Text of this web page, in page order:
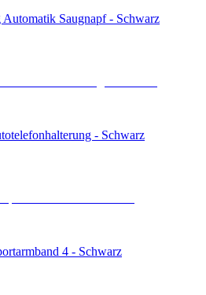
Saugnapf - Schwarz
- Schwarz
4 - Schwarz